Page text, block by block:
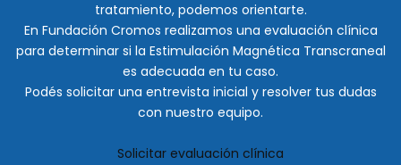
tratamiento, podemos orientarte.
En Fundación Cromos realizamos una evaluación clínica
para determinar si la Estimulación Magnética Transcraneal
es adecuada en tu caso.
Podés solicitar una entrevista inicial y resolver tus dudas
con nuestro equipo.
Solicitar evaluación clínica